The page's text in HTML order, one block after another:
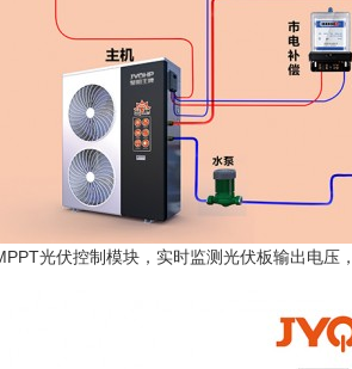
光伏控制模块，实时监测光伏板输出电